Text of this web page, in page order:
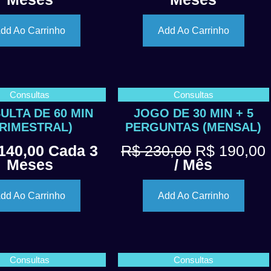
Ao Carrinho Add Ao Carrinho
Consultas
DE 60 MIN
Cada 3
Meses
Ao Carrinho
Consultas
JOGO DE 30 MIN + 5
PERGUNTAS (MENSAL)
R$230,00 R$ 190,00
/ Mês
Add Ao Carrinho
Consultas Consultas